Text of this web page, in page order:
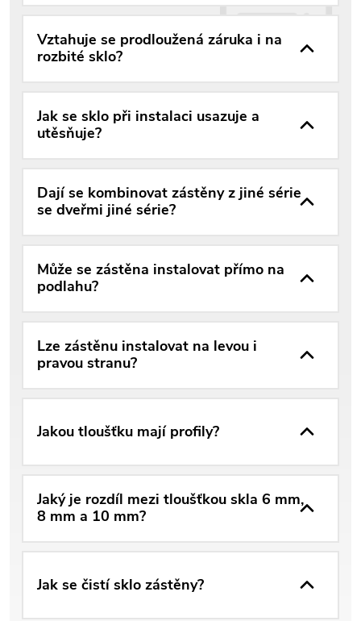
Vztahuje se prodloužená záruka i na
rozbité sklo?
Jak se sklo při instalaci usazuje a
utěsňuje?
Dají se kombinovat zástěny z jiné série
se dveřmi jiné série?
Může se zástěna instalovat přímo na
podlahu?
Lze zástěnu instalovat na levou i
pravou stranu?
Jakou tloušťku mají profily?
Jaký je rozdíl mezi tloušťkou skla 6 mm,
8 mm a 10 mm?
Jak se čistí sklo zástěny?